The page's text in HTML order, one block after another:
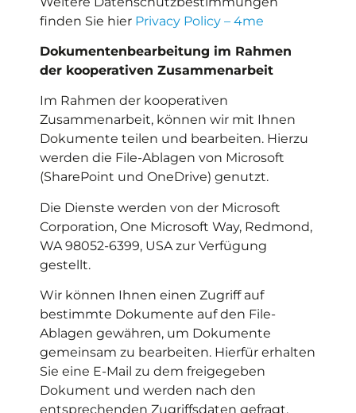
finden Sie hier Privacy Policy – 4me
Dokumentenbearbeitung im Rahmen
der kooperativen Zusammenarbeit
Im Rahmen der kooperativen
Zusammenarbeit, können wir mit Ihnen
Dokumente teilen und bearbeiten. Hierzu
werden die File-Ablagen von Microsoft
(SharePoint und OneDrive) genutzt.
Die Dienste werden von der Microsoft
Corporation, One Microsoft Way, Redmond,
WA 98052-6399, USA zur Verfügung
gestellt.
Wir können Ihnen einen Zugriff auf
bestimmte Dokumente auf den File-
Ablagen gewähren, um Dokumente
gemeinsam zu bearbeiten. Hierfür erhalten
Sie eine E-Mail zu dem freigegeben
Dokument und werden nach den
entsprechenden Zugriffsdaten gefragt.